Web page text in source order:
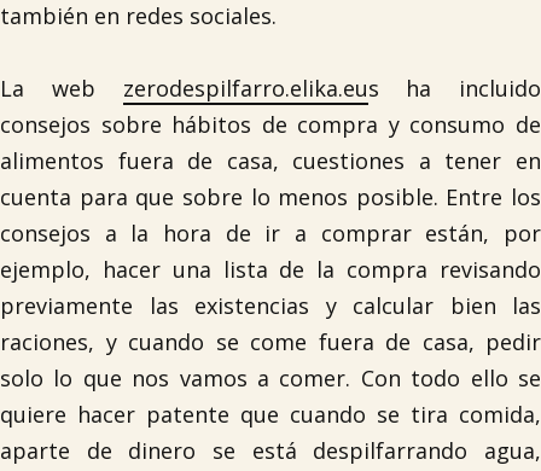
también en redes sociales.
La web zerodespilfarro.elika.eus ha incluido
consejos sobre hábitos de compra y consumo de
alimentos fuera de casa, cuestiones a tener en
cuenta para que sobre lo menos posible. Entre los
consejos a la hora de ir a comprar están, por
ejemplo, hacer una lista de la compra revisando
previamente las existencias y calcular bien las
raciones, y cuando se come fuera de casa, pedir
solo lo que nos vamos a comer. Con todo ello se
quiere hacer patente que cuando se tira comida,
aparte de dinero se está despilfarrando agua,